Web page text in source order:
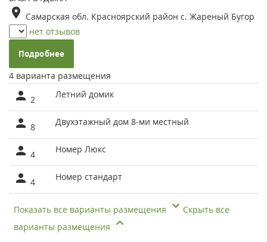
Самарская обл. Красноярский район с. Жареный Бугор
нет отзывов
Подробнее
4 варианта размещения
2 Летний домик
8 Двухэтажный дом 8-ми местный
4 Номер Люкс
4 Номер стандарт
Показать все варианты размещения
Скрыть все
варианты размещения